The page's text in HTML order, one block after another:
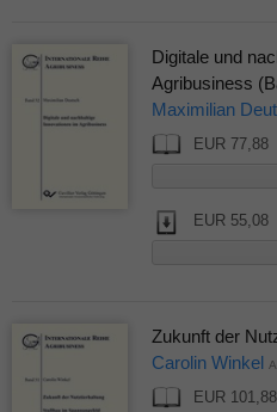
Digitale und
Agribusiness
Maximilian
EUR 77,88
EUR 55,08
Zukunft der
Carolin Winkel
EUR 101,88